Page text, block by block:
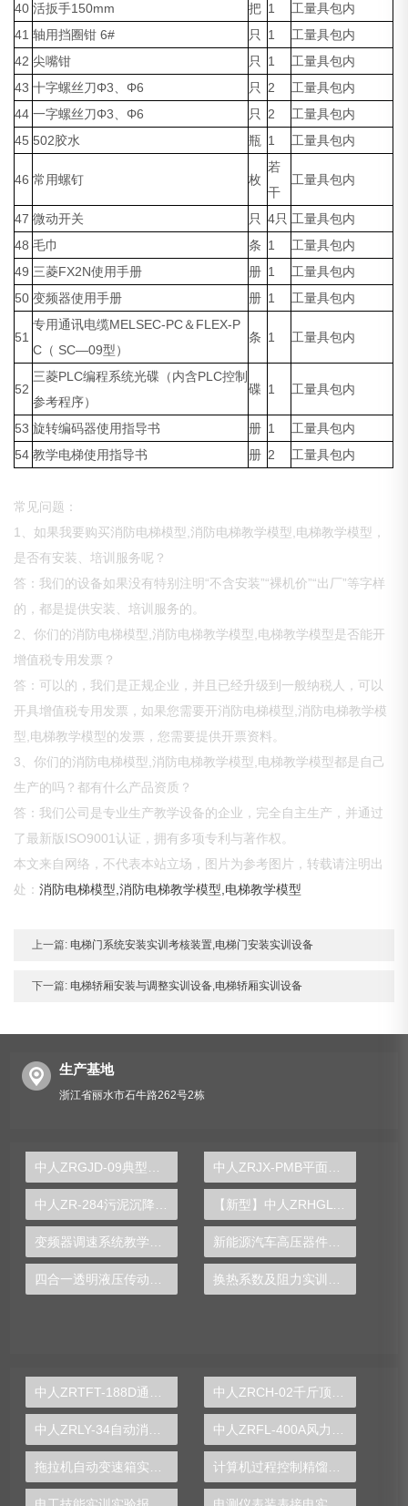
40 活扳手150mm 把 1
工量具包内
41 轴用挡圈钳 6# 只 1
工量具包内
42 尖嘴钳 只 1
工量具包内
43 十字螺丝刀Φ3、Φ6 只 2
工量具包内
44 一字螺丝刀Φ3、Φ6 只 2
工量具包内
45 502胶水 瓶 1 工量具包内
46 常用螺钉 枚
若
干
工量具包内
47 微动开关 只 4只 工量具包内
48 毛巾 条 1
工量具包内
49 三菱FX2N使用手册 册 1
工量具包内
50 变频器使用手册 册 1 工量具包内
51
专用通讯电缆MELSEC-PC＆FLEX-P
C（ SC—09型）
条 1 工量具包内
52
三菱PLC编程系统光碟（内含PLC控制
参考程序）
碟 1 工量具包内
53 旋转编码器使用指导书 册 1
工量具包内
54 教学电梯使用指导书 册 2 工量具包内
常见问题：
1、如果我要购买消防电梯模型,消防电梯教学模型,电梯教学模型，
是否有安装、培训服务呢？
答：我们的设备如果没有特别注明“不含安装”“裸机价”“出厂”等字样
的，都是提供安装、培训服务的。
2、你们的消防电梯模型,消防电梯教学模型,电梯教学模型是否能开
增值税专用发票？
答：可以的，我们是正规企业，并且已经升级到一般纳税人，可以
开具增值税专用发票，如果您需要开消防电梯模型,消防电梯教学模
型,电梯教学模型的发票，您需要提供开票资料。
3、你们的消防电梯模型,消防电梯教学模型,电梯教学模型都是自己
生产的吗？都有什么产品资质？
答：我们公司是专业生产教学设备的企业，完全自主生产，并通过
了最新版ISO9001认证，拥有多项专利与著作权。
本文来自网络，不代表本站立场，图片为参考图片，转载请注明出
处：消防电梯模型,消防电梯教学模型,电梯教学模型
上一篇: 电梯门系统安装实训考核装置,电梯门安装实训设备
下一篇: 电梯轿厢安装与调整实训设备,电梯轿厢实训设备
生产基地
浙江省丽水市石牛路262号2栋